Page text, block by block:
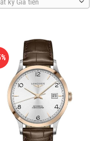
kỳ Giá tiền